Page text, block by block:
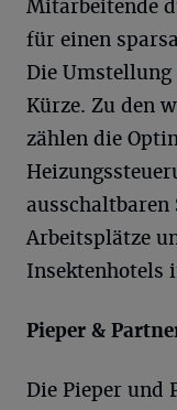
Mitarbeitende
für einen
Die
Kürze. Zu den
zählen die
Arbeitsplätze
Insektenhotels
Pieper &
Die Pieper und